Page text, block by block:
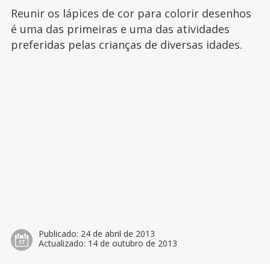
Reunir os lápices de cor para colorir desenhos
é uma das primeiras e uma das atividades
preferidas pelas crianças de diversas idades.
Publicado: 24 de abril de 2013
Actualizado: 14 de outubro de 2013